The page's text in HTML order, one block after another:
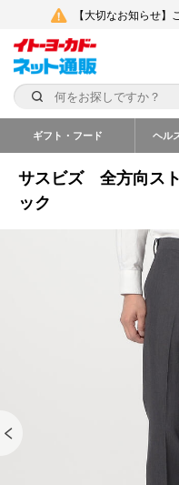
【大切なお知らせ
ギフト・フード ヘル
サスビズ 全方向ス
ック